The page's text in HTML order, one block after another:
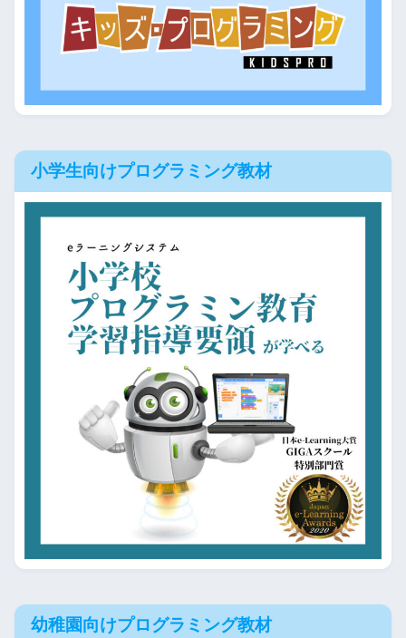
小学生向けプログラミング教材
幼稚園向けプログラミング教材